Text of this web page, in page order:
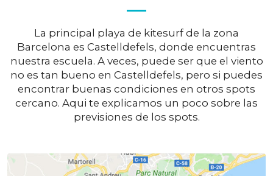
La principal playa de kitesurf de la zona
Barcelona es Castelldefels, donde encuentras
nuestra escuela. A veces, puede ser que el viento
no es tan bueno en Castelldefels, pero si puedes
encontrar buenas condiciones en otros spots
cercano. Aqui te explicamos un poco sobre las
previsiones de los spots.